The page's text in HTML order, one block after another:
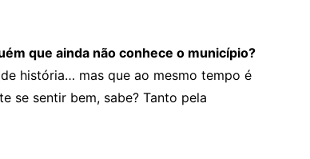
que ainda não conhece o município?
história… mas que ao mesmo tempo é
se sentir bem, sabe? Tanto pela